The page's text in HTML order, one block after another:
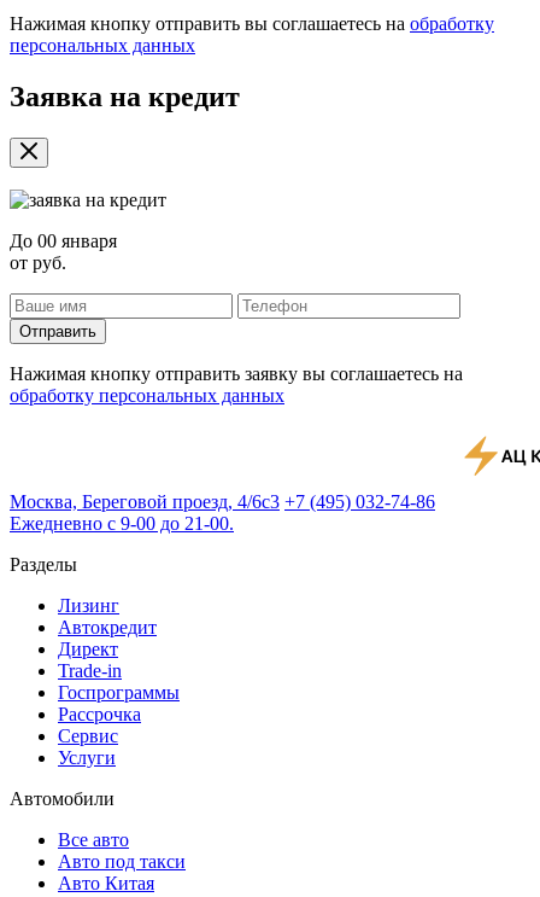
Нажимая кнопку отправить вы соглашаетесь на обработку
персональных данных
Заявка на кредит
До 00 января
от руб.
Отправить
Нажимая кнопку отправить заявку вы соглашаетесь на
обработку персональных данных
Москва, Береговой проезд, 4/6с3 +7 (495) 032-74-86
Ежедневно с 9-00 до 21-00.
Разделы
Лизинг
Автокредит
Директ
Trade-in
Госпрограммы
Рассрочка
Сервис
Услуги
Автомобили
Все авто
Авто под такси
Авто Китая